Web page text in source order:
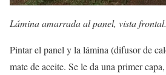
Lámina amarrada al panel, vista frontal.
Pintar el panel y la lámina (difusor de
mate de aceite. Se le da una primer